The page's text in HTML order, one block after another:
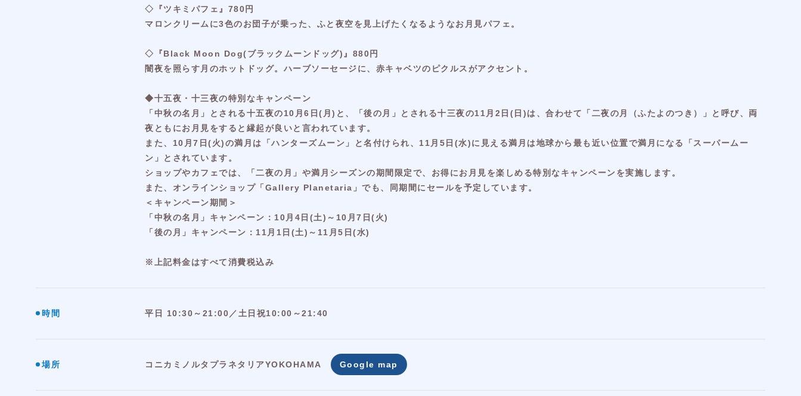
◇『ツキミパフェ』780円
マロンクリームに3色のお団子が乗った、ふと夜空を見上げたくなるようなお月見パフェ。
◇『Black Moon Dog(ブラックムーンドッグ)』880円
闇夜を照らす月のホットドッグ。ハーブソーセージに、赤キャベツのピクルスがアクセント。
◆十五夜・十三夜の特別なキャンペーン
「中秋の名月」とされる十五夜の10月6日(月)と、「後の月」とされる十三夜の11月2日(日)は、合わせて「二夜の月（ふたよのつき）」と呼び、両
夜ともにお月見をすると縁起が良いと言われています。
また、10月7日(火)の満月は「ハンターズムーン」と名付けられ、11月5日(水)に見える満月は地球から最も近い位置で満月になる「スーパームー
ン」とされています。
ショップやカフェでは、「二夜の月」や満月シーズンの期間限定で、お得にお月見を楽しめる特別なキャンペーンを実施します。
また、オンラインショップ「Gallery Planetaria」でも、同期間にセールを予定しています。
＜キャンペーン期間＞
「中秋の名月」キャンペーン：10月4日(土)～10月7日(火)
「後の月」キャンペーン：11月1日(土)～11月5日(水)
※上記料金はすべて消費税込み
時間 平日 10:30～21:00／土日祝10:00～21:40
場所 コニカミノルタプラネタリアYOKOHAMA Google map